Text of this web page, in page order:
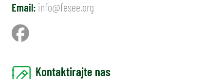
Email: info@fesee.org
Kontaktirajte nas